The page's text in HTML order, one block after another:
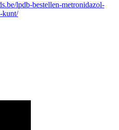
lpdb-bestellen-metronidazol-
kunt/